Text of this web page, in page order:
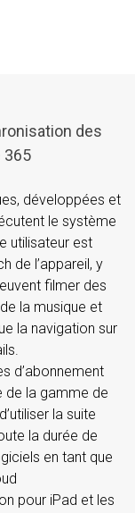
des
365
développées et
le système
utilisateur est
de l’appareil, y
filmer des
la musique et
la navigation sur
d’abonnement
de la gamme de
la suite
la durée de
en tant que
pour iPad et les